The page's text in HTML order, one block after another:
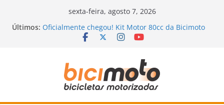
sexta-feira, agosto 7, 2026
Últimos: Oficialmente chegou! Kit Motor 80cc da Bicimoto
Bicimoto na Chuva? Dicas para andar com
segurança
Bicicleta Motorizada: Vale a Pena Mesmo?